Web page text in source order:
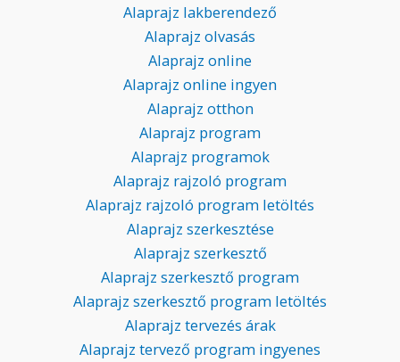
Alaprajz lakberendező
Alaprajz olvasás
Alaprajz online
Alaprajz online ingyen
Alaprajz otthon
Alaprajz program
Alaprajz programok
Alaprajz rajzoló program
Alaprajz rajzoló program letöltés
Alaprajz szerkesztése
Alaprajz szerkesztő
Alaprajz szerkesztő program
Alaprajz szerkesztő program letöltés
Alaprajz tervezés árak
Alaprajz tervező program ingyenes